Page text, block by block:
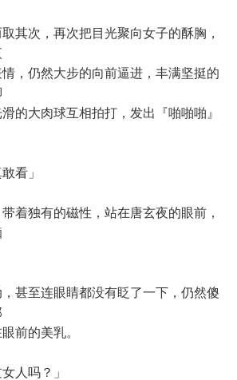
次，再次把目光聚向女子的酥胸，
，仍然大步的向前逼进，丰满坚挺的
的大肉球互相拍打，发出『啪啪啪』
看」
独有的磁性，站在唐玄夜的眼前，
至连眼睛都没有眨了一下，仍然傻
前的美乳。
人吗？」